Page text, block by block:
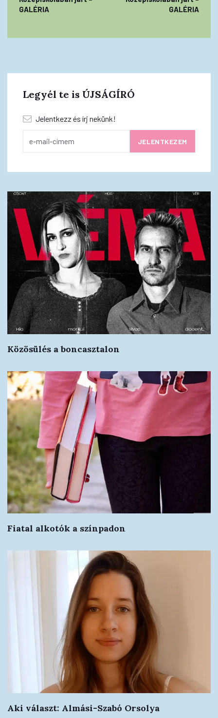
GALÉRIA
GALÉRIA
Legyél te is ÚJSÁGÍRÓ
Jelentkezz és írj nekünk!
Közösülés a boncasztalon
Fiatal alkotók a színpadon
Aki választ: Almási-Szabó Orsolya